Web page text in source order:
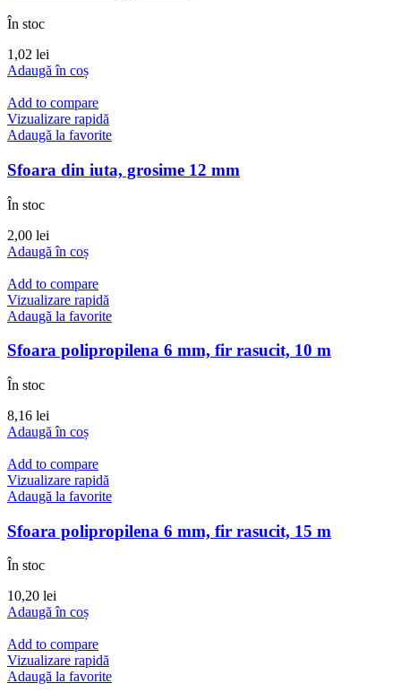
În stoc
1,02 lei
Adaugă în coș
Add to compare
Vizualizare rapidă
Adaugă la favorite
Sfoara din iuta, grosime 12 mm
În stoc
2,00 lei
Adaugă în coș
Add to compare
Vizualizare rapidă
Adaugă la favorite
Sfoara polipropilena 6 mm, fir rasucit, 10 m
În stoc
8,16 lei
Adaugă în coș
Add to compare
Vizualizare rapidă
Adaugă la favorite
Sfoara polipropilena 6 mm, fir rasucit, 15 m
În stoc
10,20 lei
Adaugă în coș
Add to compare
Vizualizare rapidă
Adaugă la favorite